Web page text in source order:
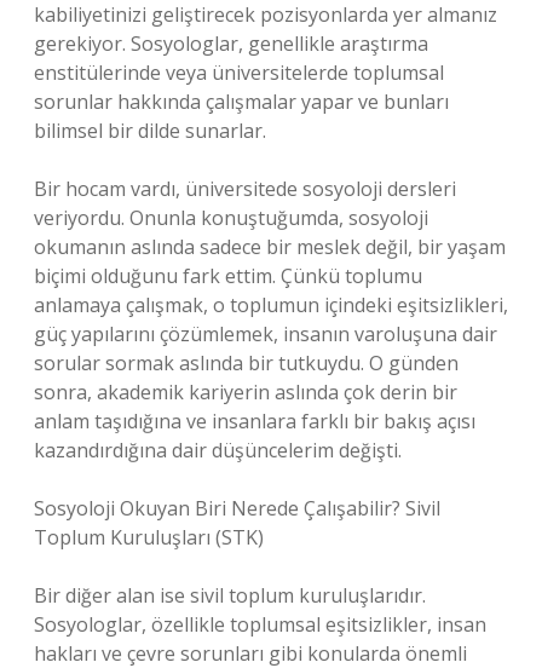
kabiliyetinizi geliştirecek pozisyonlarda yer almanız
gerekiyor. Sosyologlar, genellikle araştırma
enstitülerinde veya üniversitelerde toplumsal
sorunlar hakkında çalışmalar yapar ve bunları
bilimsel bir dilde sunarlar.
Bir hocam vardı, üniversitede sosyoloji dersleri
veriyordu. Onunla konuştuğumda, sosyoloji
okumanın aslında sadece bir meslek değil, bir yaşam
biçimi olduğunu fark ettim. Çünkü toplumu
anlamaya çalışmak, o toplumun içindeki eşitsizlikleri,
güç yapılarını çözümlemek, insanın varoluşuna dair
sorular sormak aslında bir tutkuydu. O günden
sonra, akademik kariyerin aslında çok derin bir
anlam taşıdığına ve insanlara farklı bir bakış açısı
kazandırdığına dair düşüncelerim değişti.
Sosyoloji Okuyan Biri Nerede Çalışabilir? Sivil
Toplum Kuruluşları (STK)
Bir diğer alan ise sivil toplum kuruluşlarıdır.
Sosyologlar, özellikle toplumsal eşitsizlikler, insan
hakları ve çevre sorunları gibi konularda önemli